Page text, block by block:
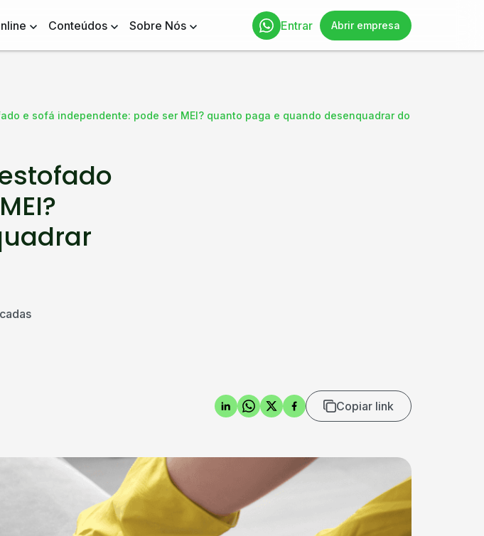
Conteúdos Sobre Nós Entrar Abrir empresa
e sofá independente: pode ser MEI? quanto paga e quando desenquadrar do
Copiar link